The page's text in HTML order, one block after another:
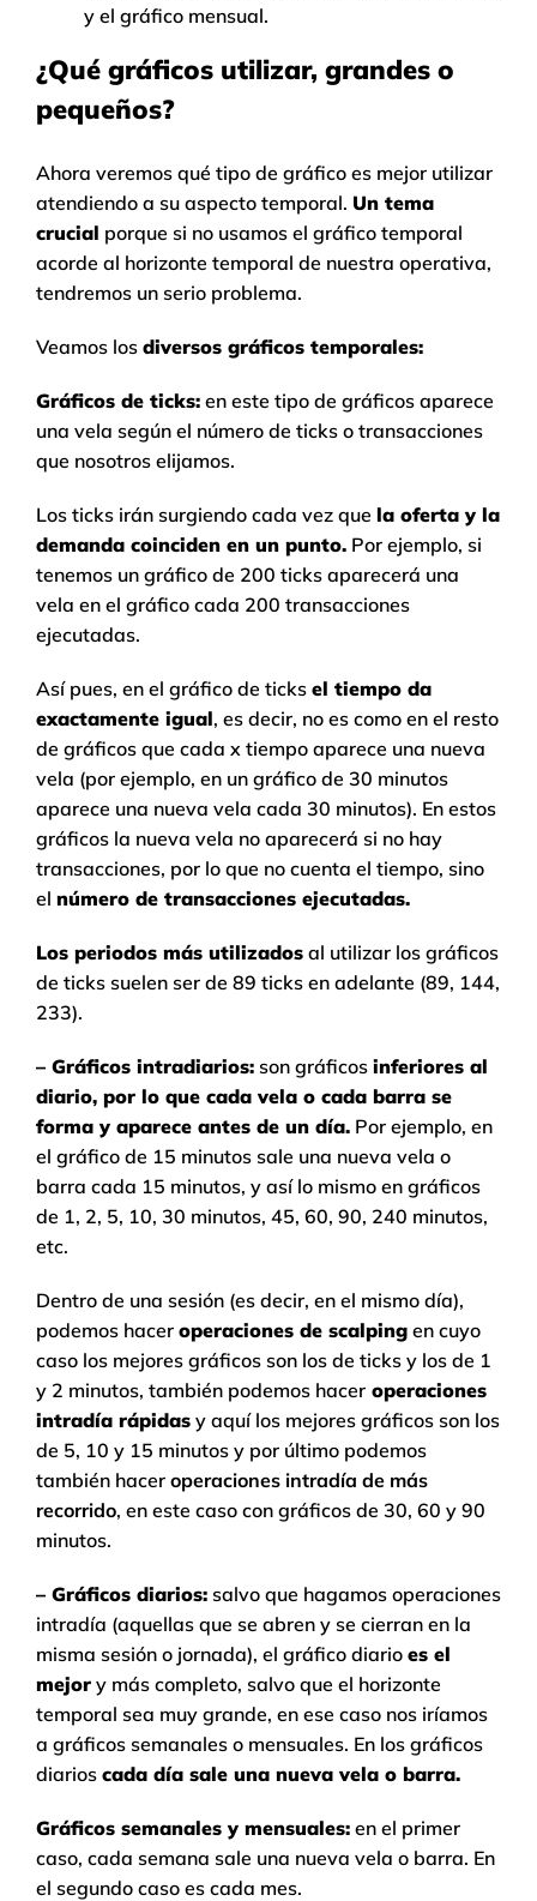
y el gráfico mensual.
¿Qué gráficos utilizar, grandes o
pequeños?
Ahora veremos qué tipo de gráfico es mejor utilizar
atendiendo a su aspecto temporal. Un tema
crucial porque si no usamos el gráfico temporal
acorde al horizonte temporal de nuestra operativa,
tendremos un serio problema.
Veamos los diversos gráficos temporales:
Gráficos de ticks: en este tipo de gráficos aparece
una vela según el número de ticks o transacciones
que nosotros elijamos.
Los ticks irán surgiendo cada vez que la oferta y la
demanda coinciden en un punto. Por ejemplo, si
tenemos un gráfico de 200 ticks aparecerá una
vela en el gráfico cada 200 transacciones
ejecutadas.
Así pues, en el gráfico de ticks el tiempo da
exactamente igual, es decir, no es como en el resto
de gráficos que cada x tiempo aparece una nueva
vela (por ejemplo, en un gráfico de 30 minutos
aparece una nueva vela cada 30 minutos). En estos
gráficos la nueva vela no aparecerá si no hay
transacciones, por lo que no cuenta el tiempo, sino
el número de transacciones ejecutadas.
Los periodos más utilizados al utilizar los gráficos
de ticks suelen ser de 89 ticks en adelante (89, 144,
233).
– Gráficos intradiarios: son gráficos inferiores al
diario, por lo que cada vela o cada barra se
forma y aparece antes de un día. Por ejemplo, en
el gráfico de 15 minutos sale una nueva vela o
barra cada 15 minutos, y así lo mismo en gráficos
de 1, 2, 5, 10, 30 minutos, 45, 60, 90, 240 minutos,
etc.
Dentro de una sesión (es decir, en el mismo día),
podemos hacer operaciones de scalping en cuyo
caso los mejores gráficos son los de ticks y los de 1
y 2 minutos, también podemos hacer operaciones
intradía rápidas y aquí los mejores gráficos son los
de 5, 10 y 15 minutos y por último podemos
también hacer operaciones intradía de más
recorrido, en este caso con gráficos de 30, 60 y 90
minutos.
– Gráficos diarios: salvo que hagamos operaciones
intradía (aquellas que se abren y se cierran en la
misma sesión o jornada), el gráfico diario es el
mejor y más completo, salvo que el horizonte
temporal sea muy grande, en ese caso nos iríamos
a gráficos semanales o mensuales. En los gráficos
diarios cada día sale una nueva vela o barra.
Gráficos semanales y mensuales: en el primer
caso, cada semana sale una nueva vela o barra. En
el segundo caso es cada mes.